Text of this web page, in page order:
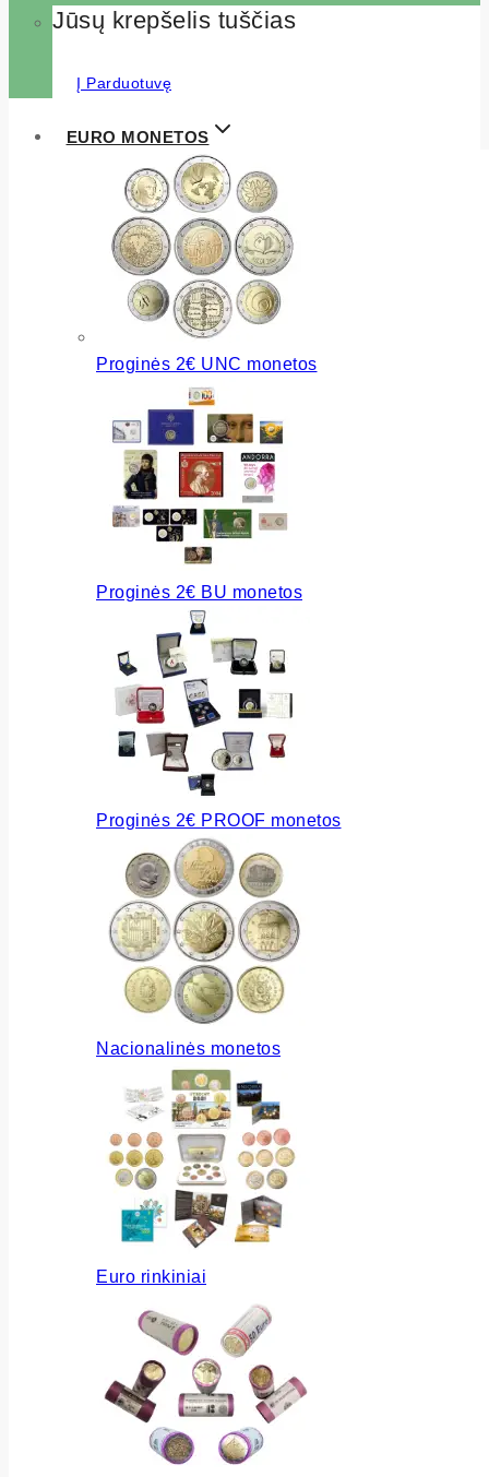
Jūsų krepšelis tuščias
Į Parduotuvę
EURO MONETOS
Proginės 2€ UNC monetos
Proginės 2€ BU monetos
Proginės 2€ PROOF monetos
Nacionalinės monetos
Euro rinkiniai